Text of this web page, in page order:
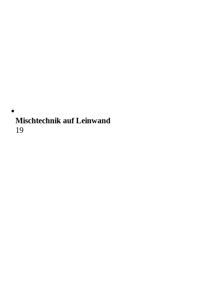
Mischtechnik auf Leinwand
19